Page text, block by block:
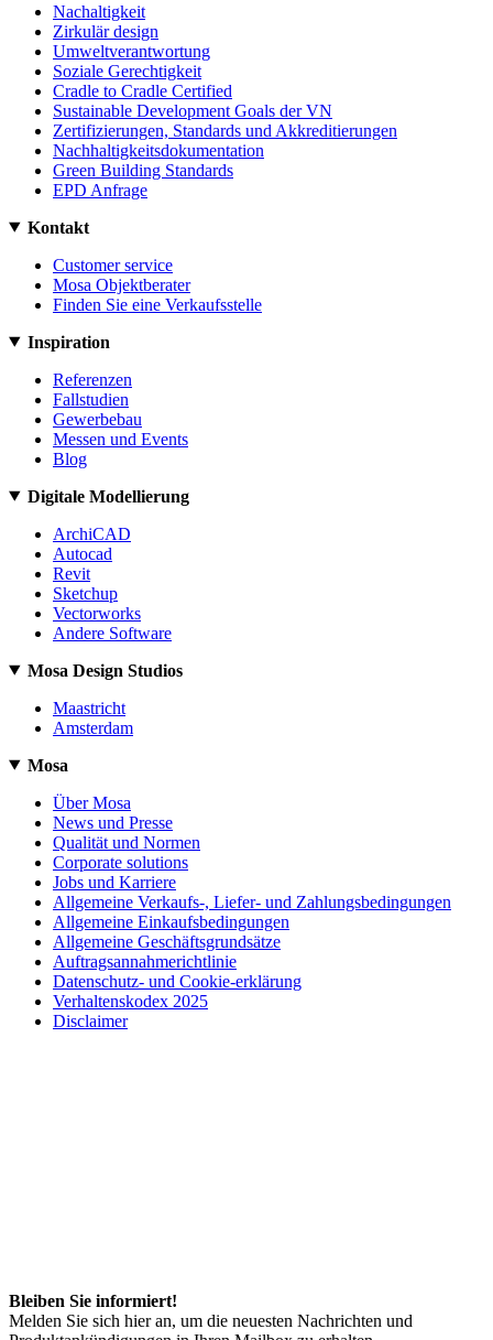
Nachaltigkeit
Zirkulär design
Umweltverantwortung
Soziale Gerechtigkeit
Cradle to Cradle Certified
Sustainable Development Goals der VN
Zertifizierungen, Standards und Akkreditierungen
Nachhaltigkeitsdokumentation
Green Building Standards
EPD Anfrage
Kontakt
Customer service
Mosa Objektberater
Finden Sie eine Verkaufsstelle
Inspiration
Referenzen
Fallstudien
Gewerbebau
Messen und Events
Blog
Digitale Modellierung
ArchiCAD
Autocad
Revit
Sketchup
Vectorworks
Andere Software
Mosa Design Studios
Maastricht
Amsterdam
Mosa
Über Mosa
News und Presse
Qualität und Normen
Corporate solutions
Jobs und Karriere
Allgemeine Verkaufs-, Liefer- und Zahlungsbedingungen
Allgemeine Einkaufsbedingungen
Allgemeine Geschäftsgrundsätze
Auftragsannahmerichtlinie
Datenschutz- und Cookie-erklärung
Verhaltenskodex 2025
Disclaimer
Bleiben Sie informiert!
Melden Sie sich hier an, um die neuesten Nachrichten und